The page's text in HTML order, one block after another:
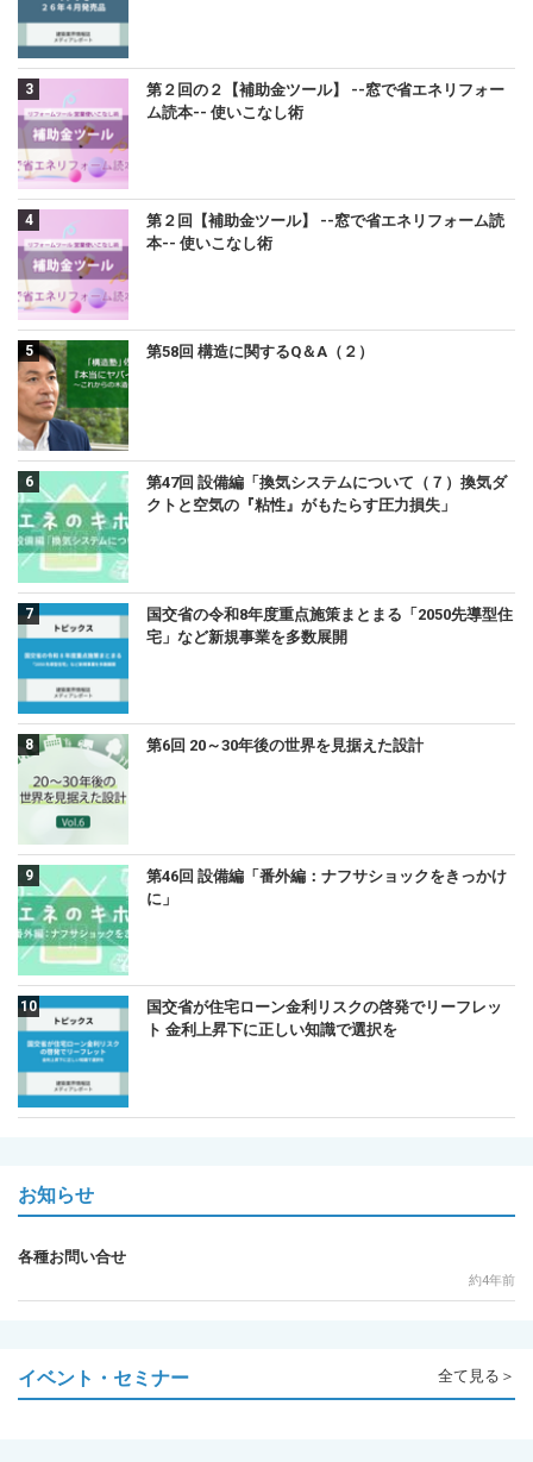
第２回の２【補助金ツール】 --窓で省エネリフォー
ム読本-- 使いこなし術
第２回【補助金ツール】 --窓で省エネリフォーム読
本-- 使いこなし術
第58回 構造に関するQ＆A（２）
第47回 設備編「換気システムについて（７）換気ダ
クトと空気の『粘性』がもたらす圧力損失」
国交省の令和8年度重点施策まとまる「2050先導型住
宅」など新規事業を多数展開
第6回 20～30年後の世界を見据えた設計
第46回 設備編「番外編：ナフサショックをきっかけ
に」
国交省が住宅ローン金利リスクの啓発でリーフレッ
ト 金利上昇下に正しい知識で選択を
お知らせ
各種お問い合せ
約4年前
イベント・セミナー 全て見る＞